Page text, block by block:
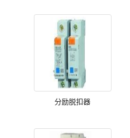
分励脱扣器